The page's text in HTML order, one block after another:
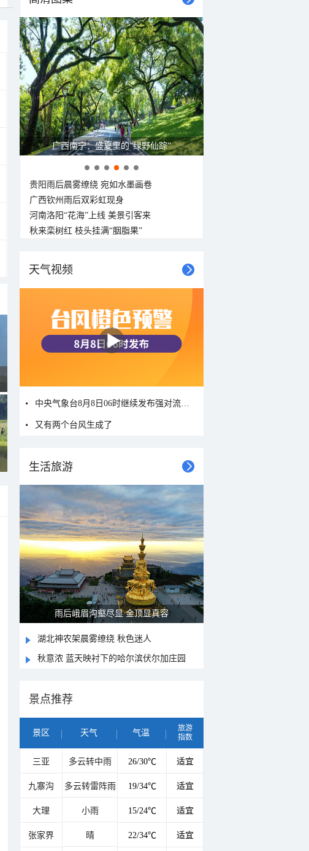
呼伦贝尔草原 藏着最治愈的蓝天白云
贵阳雨后晨雾缭绕 宛如水墨画卷
广西钦州雨后双彩虹现身
河南洛阳“花海”上线 美景引客来
秋来栾树红 枝头挂满“胭脂果”
天气视频
又有两个台风生成了
生活旅游
山水扇面：秋红点缀颐和园西堤
湖北神农架晨雾缭绕 秋色迷人
秋意浓 蓝天映衬下的哈尔滨伏尔加庄园
景点推荐
景区 天气 气温
旅游
指数
三亚 多云转中雨 26/30℃ 适宜
九寨沟 多云转雷阵雨 19/34℃ 适宜
大理 小雨 15/24℃ 适宜
张家界 晴 22/34℃ 适宜